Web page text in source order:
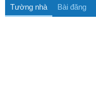
Tường nhà Bài đăng